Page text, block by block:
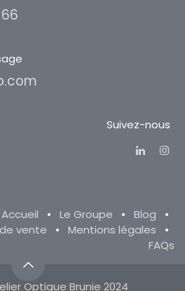
Suivez-nous
Accueil • Le Groupe • Blog
•
vente
• Mentions légales
•
FAQs
Optique Brunie 2024